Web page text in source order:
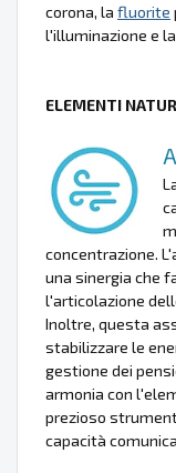
corona, la fluorite
l'illuminazione e
ELEMENTI
concentrazione.
una sinergia che
l'articolazione
Inoltre, questa
stabilizzare le
gestione dei
armonia con
prezioso
capacità